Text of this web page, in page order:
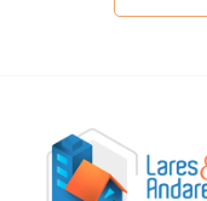
mesmo não estando
fazer tudo online,
smartphone. Nós